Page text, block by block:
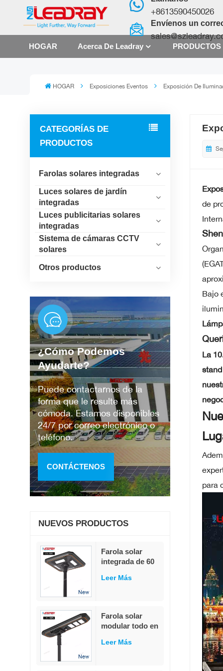
+8613590450026
Envíenos un
HOGAR Acerca De Leadray PRODUCTOS
HOGAR Exposiciones Eventos Exposición De
CATEGORÍAS DE
PRODUCTOS
Farolas solares integradas
Luces solares de jardín
integradas
Luces publicitarias solares
integradas
Sistema de cámaras CCTV
solares
Otros productos
¿Cómo Podemos
Ayudarte?
Puede contactarnos de la
forma que le resulte más
cómoda. Estamos disponibles
24/7 por correo electrónico o
teléfono.
CONTÁCTENOS
NUEVOS PRODUCTOS
Farola solar
integrada de 60
luz inteligente y
Leer Más
Farola solar
modular todo en
lm/W, alto flujo
Leer Más
de
Bajo
La
para